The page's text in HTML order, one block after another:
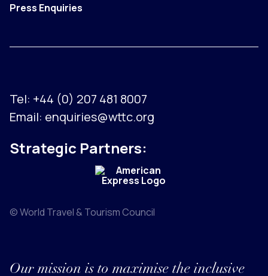
Press Enquiries
Tel: +44 (0) 207 481 8007
Email: enquiries@wttc.org
Strategic Partners:
© World Travel & Tourism Council
Our mission is to maximise the inclusive